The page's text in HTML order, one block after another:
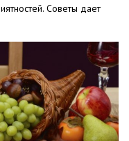
Советы дает